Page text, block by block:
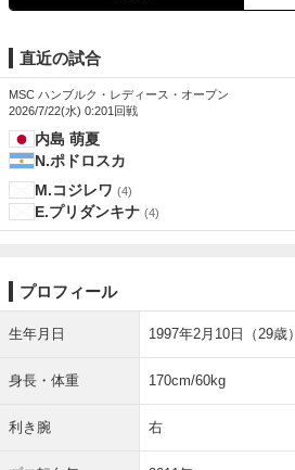
直近の試合
MSC ハンブルク・レディース・オープン
2026/7/22(水) 0:201回戦
内島 萌夏
N.ポドロスカ
M.コジレワ (4)
E.プリダンキナ (4)
プロフィール
生年月日 1997年2月10日（29歳）
身長・体重 170cm/60kg
利き腕 右